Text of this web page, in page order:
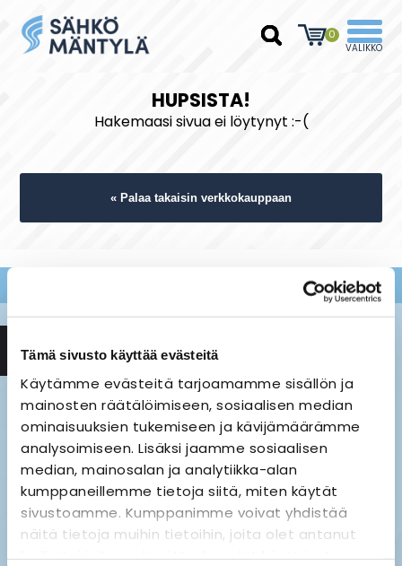
Tämä sivusto käyttää evästeitä
Käytämme evästeitä tarjoamamme sisällön ja
mainosten räätälöimiseen, sosiaalisen median
ominaisuuksien tukemiseen ja kävijämäärämme
analysoimiseen. Lisäksi jaamme sosiaalisen
median, mainosalan ja analytiikka-alan
kumppaneillemme tietoja siitä, miten käytät
sivustoamme. Kumppanimme voivat yhdistää
näitä tietoja muihin tietoihin, joita olet antanut
heille tai joita on kerätty, kun olet käyttänyt
0
HUPSISTA!
Hakemaasi sivua ei löytynyt :-(
« Palaa takaisin verkkokauppaan
Maksuvaihtoehdot ›
Toimitustavat ja -kulut ›
Tilausehdot ›
Palauttaminen ›
Tietosuojaseloste ›
Asiakaspalaute ›